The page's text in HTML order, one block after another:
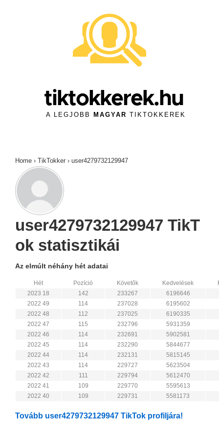
tiktokkerek.hu
A LEGJOBB MAGYAR TIKTOKKEREK
Home › TikTokker › user4279732129947
user4279732129947 TikT
ok statisztikái
Az elmúlt néhány hét adatai
Hét Pozíció Követők Kedvelések
2023 18
142 233267
6196646
2022 49
114 237028
6195602
2022 48
112 237025
6190335
2022 47
115 232796
5931359
2022 46
114 232691
5902581
2022 45
114 232290
5844677
2022 44
114 232131
5815145
2022 43
114 229727
5623504
2022 42
111 229794
5612470
2022 41
109 229770
5595613
2022 40
109 229731 5581173
Tovább user4279732129947 TikTok profiljára!